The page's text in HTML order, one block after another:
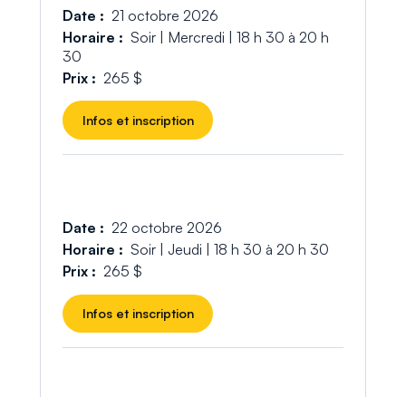
Date : 21 octobre 2026
Horaire : Soir | Mercredi | 18 h 30 à 20 h
30
Prix : 265 $
Infos et inscription
Date : 22 octobre 2026
Horaire : Soir | Jeudi | 18 h 30 à 20 h 30
Prix : 265 $
Infos et inscription